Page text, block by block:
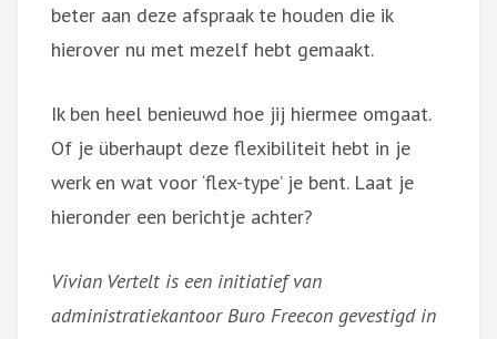
beter aan deze afspraak te houden die ik
hierover nu met mezelf hebt gemaakt.
Ik ben heel benieuwd hoe jij hiermee omgaat.
Of je überhaupt deze flexibiliteit hebt in je
werk en wat voor ‘flex-type’ je bent. Laat je
hieronder een berichtje achter?
Vivian Vertelt is een initiatief van
administratiekantoor Buro Freecon gevestigd in